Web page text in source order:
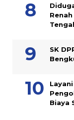
SK
Biaya